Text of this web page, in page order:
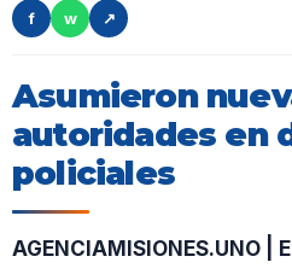
f
w ↗
Asumieron
autoridades en
policiales
AGENCIAMISIONES.UNO |